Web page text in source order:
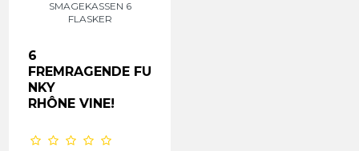
SMAGEKASSEN 6
FLASKER
6
FREMRAGENDE FU
NKY
RHÔNE VINE!